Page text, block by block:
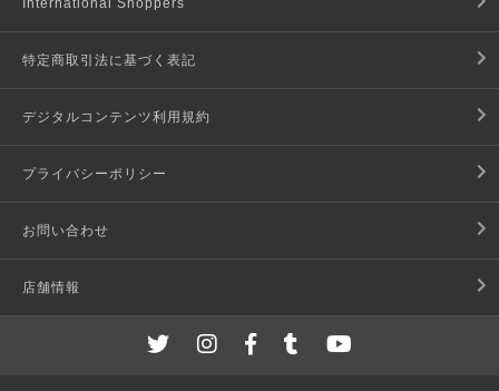
International Shoppers
特定商取引法に基づく表記
デジタルコンテンツ利用規約
プライバシーポリシー
お問い合わせ
店舗情報